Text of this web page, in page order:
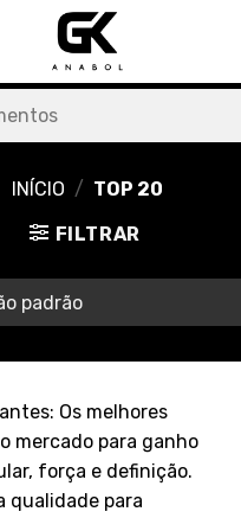
INÍCIO / TOP 20
FILTRAR
Os melhores
mercado para ganho
força e definição.
qualidade para